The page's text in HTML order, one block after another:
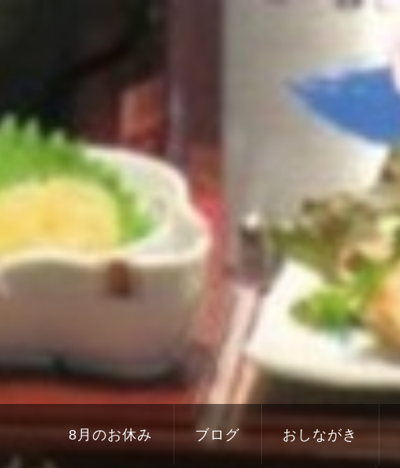
8月のお休み ブログ おしながき